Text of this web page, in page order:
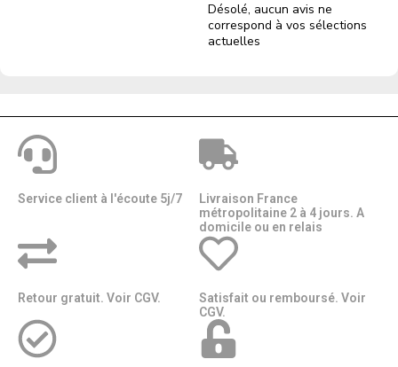
Désolé, aucun avis ne
correspond à vos sélections
actuelles
Service client à l'écoute 5j/7
Livraison France
métropolitaine 2 à 4 jours. A
domicile ou en relais​​
Retour gratuit. Voir CGV.
Satisfait ou remboursé. Voir
CGV.